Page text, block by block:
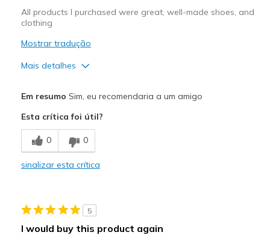
All products I purchased were great, well-made shoes, and
clothing
Mostrar tradução
Mais detalhes
Breathe Well
Comfortable
Melhores utilizações
Em resumo Sim, eu recomendaria a um amigo
Esta crítica foi útil?
0 0
sinalizar esta crítica
5
I would buy this product again